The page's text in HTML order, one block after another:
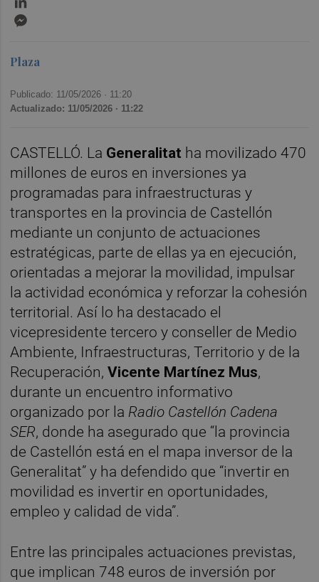
Plaza
Publicado: 11/05/2026 · 11:20
Actualizado: 11/05/2026 · 11:22
CASTELLÓ. La Generalitat ha movilizado 470
millones de euros en inversiones ya
programadas para infraestructuras y
transportes en la provincia de Castellón
mediante un conjunto de actuaciones
estratégicas, parte de ellas ya en ejecución,
orientadas a mejorar la movilidad, impulsar
la actividad económica y reforzar la cohesión
territorial. Así lo ha destacado el
vicepresidente tercero y conseller de Medio
Ambiente, Infraestructuras, Territorio y de la
Recuperación,Vicente Martínez Mus,
durante un encuentro informativo
organizado por la Radio Castellón Cadena
SER, donde ha asegurado que “la provincia
de Castellón está en el mapa inversor de la
Generalitat” y ha defendido que “invertir en
movilidad es invertir en oportunidades,
empleo y calidad de vida”.
Entre las principales actuaciones previstas,
que implican 748 euros de inversión por